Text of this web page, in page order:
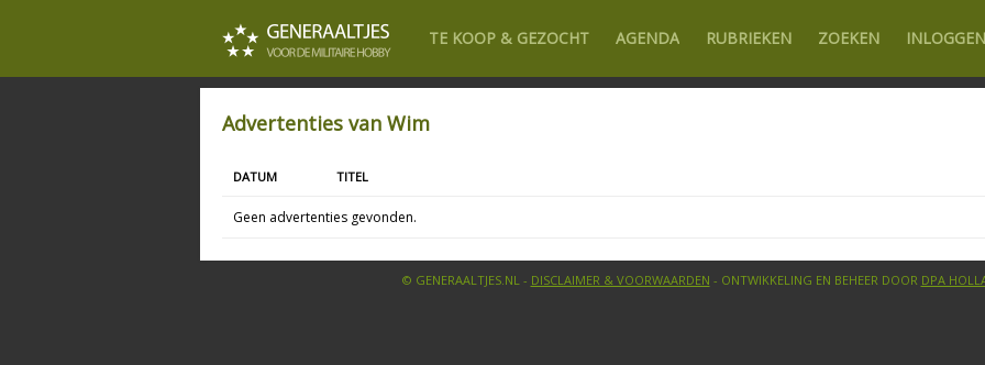
TE KOOP & GEZOCHT AGENDA RUBRIEKEN ZOEKEN INLOGGEN
Advertenties van Wim
DATUM TITEL
Geen advertenties gevonden.
© GENERAALTJES.NL - DISCLAIMER & VOORWAARDEN - ONTWIKKELING EN BEHEER DOOR DPA